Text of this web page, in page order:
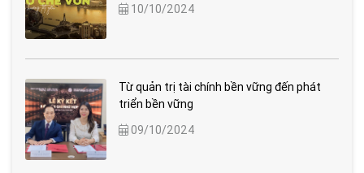
10/10/2024
Từ quản trị tài chính bền vững đến phát
triển bền vững
09/10/2024